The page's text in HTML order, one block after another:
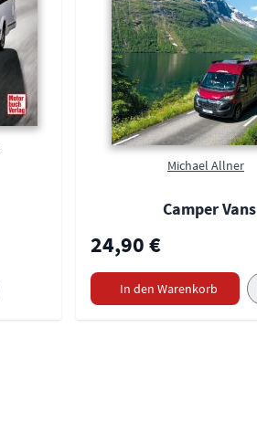
Michael Allner
Camper Vans
24,90 €
In den Warenkorb